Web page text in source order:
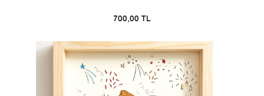
700,00 TL